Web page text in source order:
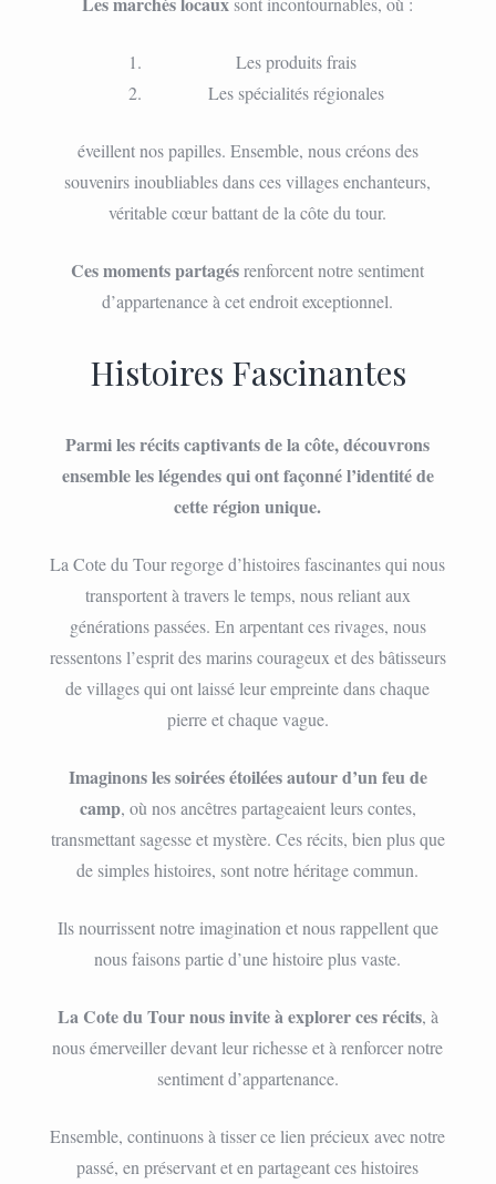
Les produits frais
Les spécialités régionales
éveillent nos papilles. Ensemble, nous créons des
souvenirs inoubliables dans ces villages enchanteurs,
véritable cœur battant de la côte du tour.
Ces moments partagésrenforcent notre sentiment
d’appartenance à cet endroit exceptionnel.
Histoires Fascinantes
Parmi les récits captivants de la côte, découvrons
ensemble les légendes qui ont façonné l’identité de
cette région unique.
La Cote du Tour regorge d’histoires fascinantes qui nous
transportent à travers le temps, nous reliant aux
générations passées. En arpentant ces rivages, nous
ressentons l’esprit des marins courageux et des bâtisseurs
de villages qui ont laissé leur empreinte dans chaque
pierre et chaque vague.
Imaginons les soirées étoilées autour d’un feu de
camp, où nos ancêtres partageaient leurs contes,
transmettant sagesse et mystère. Ces récits, bien plus que
de simples histoires, sont notre héritage commun.
Ils nourrissent notre imagination et nous rappellent que
nous faisons partie d’une histoire plus vaste.
La Cote du Tour nous invite à explorer ces récits, à
nous émerveiller devant leur richesse et à renforcer notre
sentiment d’appartenance.
Ensemble, continuons à tisser ce lien précieux avec notre
passé, en préservant et en partageant ces histoires